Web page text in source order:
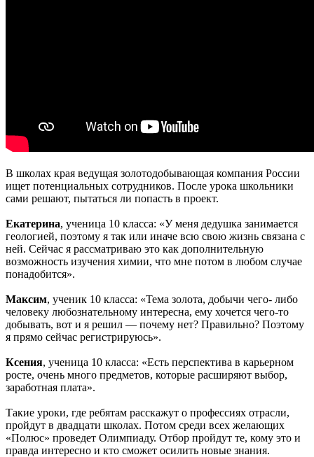
В школах края ведущая золотодобывающая компания России
ищет потенциальных сотрудников. После урока школьники
сами решают, пытаться ли попасть в проект.
Екатерина, ученица 10 класса: «У меня дедушка занимается
геологией, поэтому я так или иначе всю свою жизнь связана с
ней. Сейчас я рассматриваю это как дополнительную
возможность изучения химии, что мне потом в любом случае
понадобится».
Максим, ученик 10 класса: «Тема золота, добычи чего- либо
человеку любознательному интересна, ему хочется чего-то
добывать, вот и я решил — почему нет? Правильно? Поэтому
я прямо сейчас регистрируюсь».
Ксения, ученица 10 класса: «Есть перспектива в карьерном
росте, очень много предметов, которые расширяют выбор,
заработная плата».
Такие уроки, где ребятам расскажут о профессиях отрасли,
пройдут в двадцати школах. Потом среди всех желающих
«Полюс» проведет Олимпиаду. Отбор пройдут те, кому это и
правда интересно и кто сможет осилить новые знания.